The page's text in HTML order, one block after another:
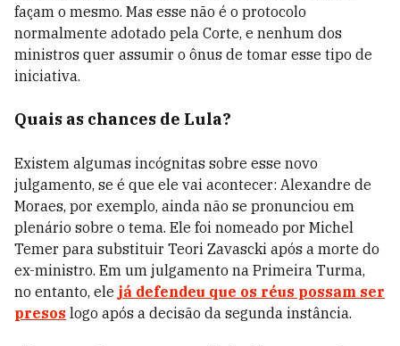
façam o mesmo. Mas esse não é o protocolo
normalmente adotado pela Corte, e nenhum dos
ministros quer assumir o ônus de tomar esse tipo de
iniciativa.
Quais as chances de Lula?
Existem algumas incógnitas sobre esse novo
julgamento, se é que ele vai acontecer: Alexandre de
Moraes, por exemplo, ainda não se pronunciou em
plenário sobre o tema. Ele foi nomeado por Michel
Temer para substituir Teori Zavascki após a morte do
ex-ministro. Em um julgamento na Primeira Turma,
no entanto, ele já defendeu que os réus possam ser
presos logo após a decisão da segunda instância.